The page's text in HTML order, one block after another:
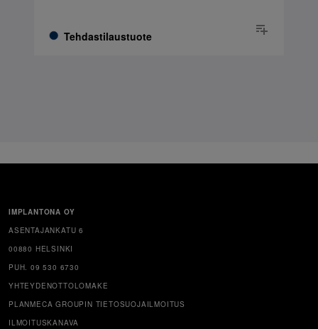
Tehdastilaustuote
IMPLANTONA OY
ASENTAJANKATU 6
00880 HELSINKI
PUH. 09 530 6730
YHTEYDENOTTOLOMAKE
PLANMECA GROUPIN TIETOSUOJAILMOITUS
ILMOITUSKANAVA